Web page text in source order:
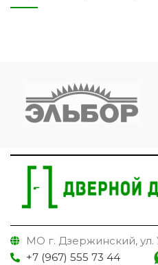
МО г. Дзержинский, ул.
+7 (967) 555 73 44